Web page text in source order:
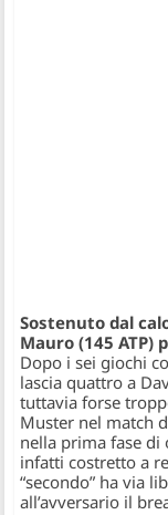
Sostenuto dal
Mauro (145 ATP)
Dopo i sei giochi
lascia quattro a
tuttavia forse
Muster nel match
nella prima fase di
infatti costretto a
“secondo” ha via
all’avversario il